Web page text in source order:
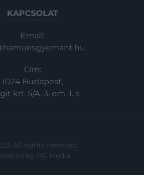
KAPCSOLAT
Email:
Cím:
1024 Budapest,
krt. 5/A, 3. em. 1. a
All rights reserved.
by HG Media.